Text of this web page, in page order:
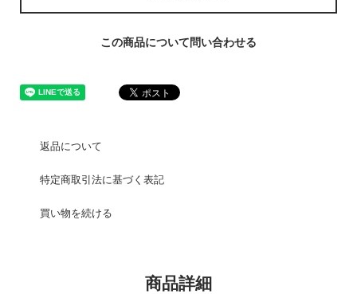
この商品について問い合わせる
返品について
特定商取引法に基づく表記
買い物を続ける
商品詳細